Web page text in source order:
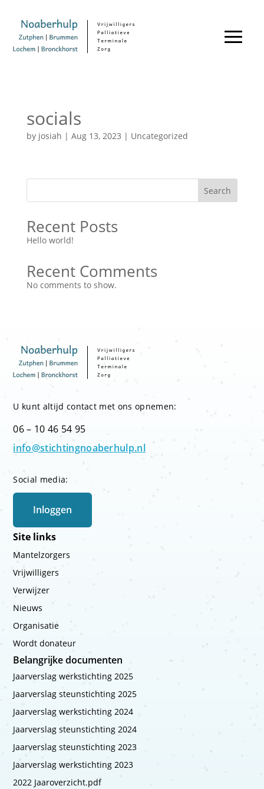
socials
by josiah | Aug 13, 2023 | Uncategorized
Search
Recent Posts
Hello world!
Recent Comments
No comments to show.
U kunt altijd contact met ons opnemen:
06 – 10 46 54 95
info@stichtingnoaberhulp.nl
Social media:
Inloggen
Site links
Mantelzorgers
Vrijwilligers
Verwijzer
Nieuws
Organisatie
Wordt donateur
Belangrijke documenten
Jaarverslag werkstichting 2025
Jaarverslag steunstichting 2025
Jaarverslag werkstichting 2024
Jaarverslag steunstichting 2024
Jaarverslag steunstichting 2023
Jaarverslag werkstichting 2023
2022 Jaaroverzicht.pdf